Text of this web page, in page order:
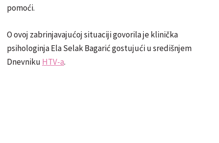
pomoći.
O ovoj zabrinjavajućoj situaciji govorila je klinička
psihologinja Ela Selak Bagarić gostujući u središnjem
Dnevniku HTV-a.